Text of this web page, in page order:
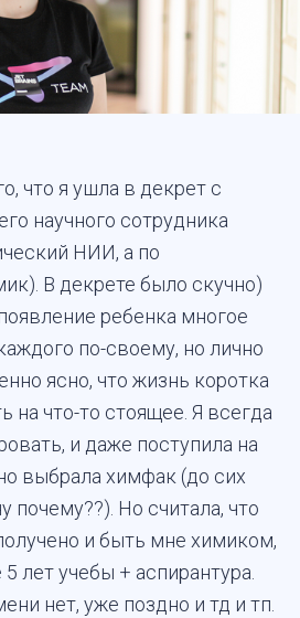
что я ушла в декрет с
научного сотрудника
НИИ, а по
В декрете было скучно)
ребенка многое
по-своему, но лично
ясно, что жизнь коротка
на что-то стоящее. Я всегда
и даже поступила на
выбрала химфак (до сих
почему??). Но считала, что
и быть мне химиком,
лет учебы + аспирантура.
нет, уже поздно и тд и тп.